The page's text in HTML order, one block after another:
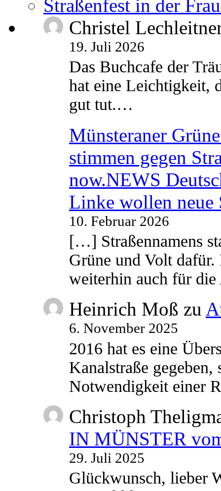
Straßenfest in der
Christel
19. Juli 2026
Das Buchcafe der
hat eine Leichtigkeit,
gut tut.…
Münsteraner
stimmen gegen
now.NEWS
Linke wollen neue
10. Februar 2026
[…] Straßennamens
Grüne und Volt
weiterhin auch für
Heinrich Moß zu
6. November 2025
2016 hat es eine
Kanalstraße
Notwendigkeit einer
Christoph
IN MÜNSTER
29. Juli 2025
Glückwunsch, lieber